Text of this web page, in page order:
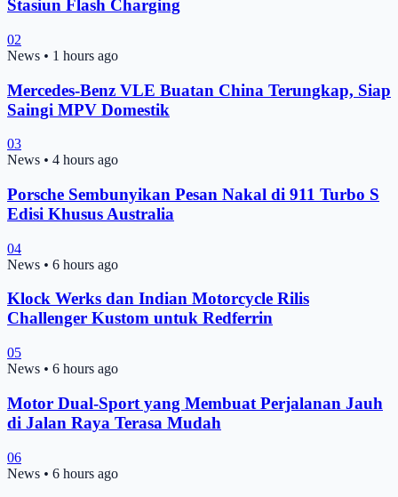
Stasiun Flash Charging
02
News • 1 hours ago
Mercedes-Benz VLE Buatan China Terungkap, Siap
Saingi MPV Domestik
03
News • 4 hours ago
Porsche Sembunyikan Pesan Nakal di 911 Turbo S
Edisi Khusus Australia
04
News • 6 hours ago
Klock Werks dan Indian Motorcycle Rilis
Challenger Kustom untuk Redferrin
05
News • 6 hours ago
Motor Dual-Sport yang Membuat Perjalanan Jauh
di Jalan Raya Terasa Mudah
06
News • 6 hours ago